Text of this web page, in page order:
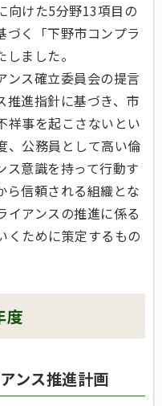
向けた5分野13項目の
づく「下野市コンプラ
ました。
ンス確立委員会の提言
推進指針に基づき、市
祥事を起こさないとい
、公務員として高い倫
ス意識を持って行動す
ら信頼される組織とな
イアンスの推進に係る
くために策定するもの
度
ンス推進計画